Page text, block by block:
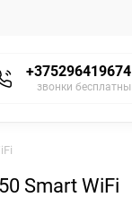
+375296419674
звонки бесплатны
Smart WiFi